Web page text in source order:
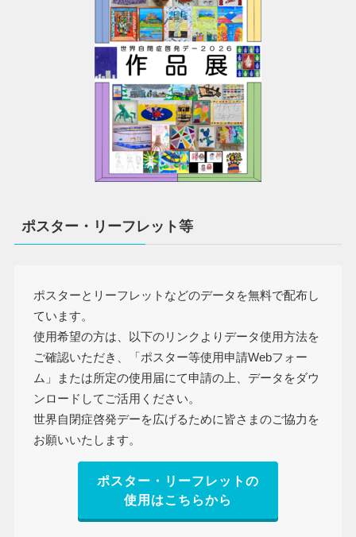
ポスター・リーフレット等
ポスターとリーフレットなどのデータを無料で配布し
ています。
使用希望の方は、以下のリンクよりデータ使用方法を
ご確認いただき、「ポスター等使用申請Webフォー
ム」または所定の使用届にて申請の上、データをダウ
ンロードしてご活用ください。
世界自閉症啓発デーを広げるために皆さまのご協力を
お願いいたします。
ポスター・リーフレットの
使用はこちらから